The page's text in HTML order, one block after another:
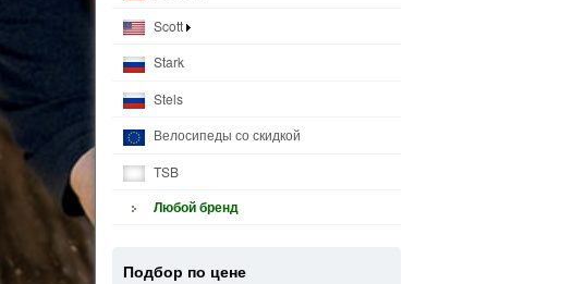
Scott
Stark
Stels
Велосипеды со скидкой
TSB
Любой бренд
Подбор по цене